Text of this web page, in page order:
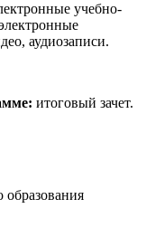
учебно-
аудиозаписи.
итоговый зачет.
образования